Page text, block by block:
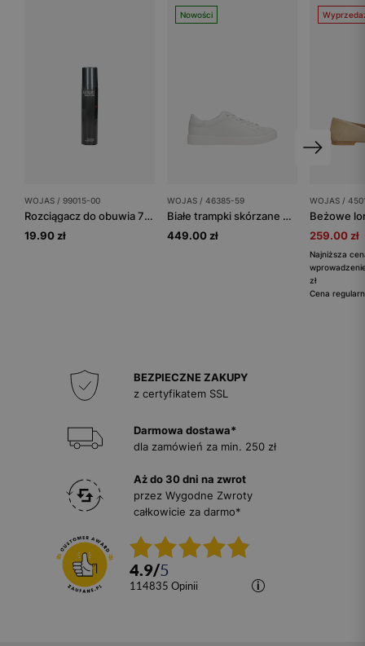
WOJAS / 99015-00
Rozciągacz do obuwia 75 ml
19.90 zł
Nowości
WOJAS / 46385-59
Białe trampki skórzane na płaskiej podeszwie
449.00 zł
WOJAS /
259.00 zł
Najniższa
zł
Cena
BEZPIECZNE ZAKUPY
z certyfikatem SSL
Darmowa dostawa*
dla zamówień za min. 250 zł
Aż do 30 dni na zwrot
przez Wygodne Zwroty
całkowicie za darmo*
4.9/5
114835 opinii